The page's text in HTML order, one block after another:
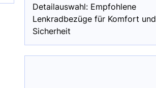
Detailauswahl: Empfohlene
Lenkradbezüge für Komfort und
Sicherheit